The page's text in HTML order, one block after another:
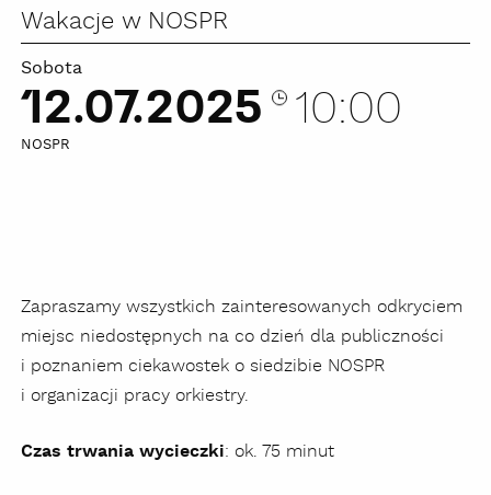
Wakacje w NOSPR
Sobota
12.07.2025 10:00
NOSPR
Zapraszamy wszystkich zainteresowanych odkryciem
miejsc niedostępnych na co dzień dla publiczności
i poznaniem ciekawostek o siedzibie NOSPR
i organizacji pracy orkiestry.
Czas trwania wycieczki: ok. 75 minut